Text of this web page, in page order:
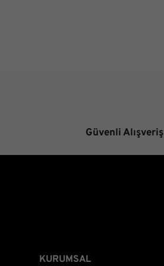
Güvenli Alışveriş
KURUMSAL